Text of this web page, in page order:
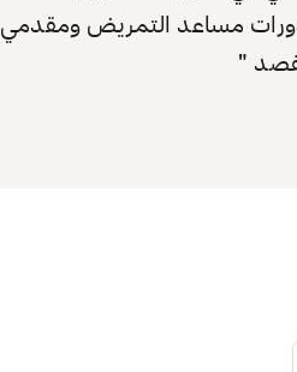
دورات مساعد التمريض ومقدمي
"